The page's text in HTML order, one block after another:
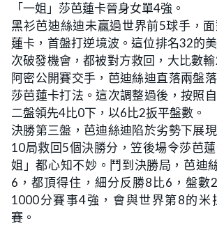
「一姐」莎芭蓮卡晉身女單4強。
黑衫芭迪絲迪未贏過世界前5球手，
蓮卡，首盤打逆境波。這位排名32的
次破發機會，都被對方救回，大比數
阿密公開賽交手，芭迪絲迪直落兩盤
莎芭蓮卡打法。這次調整過後，按照
二盤領先4比0下，以6比2扳平盤數。
決勝第三盤，芭迪絲迪陷於劣勢下展
10局救回5個決勝分，笠後場令莎芭
姐」都心知不妙。鬥到決勝局，芭迪
6，都頂得住，細分反勝8比6，盤數
1000分賽事4強，會與世界第8的米
賽。